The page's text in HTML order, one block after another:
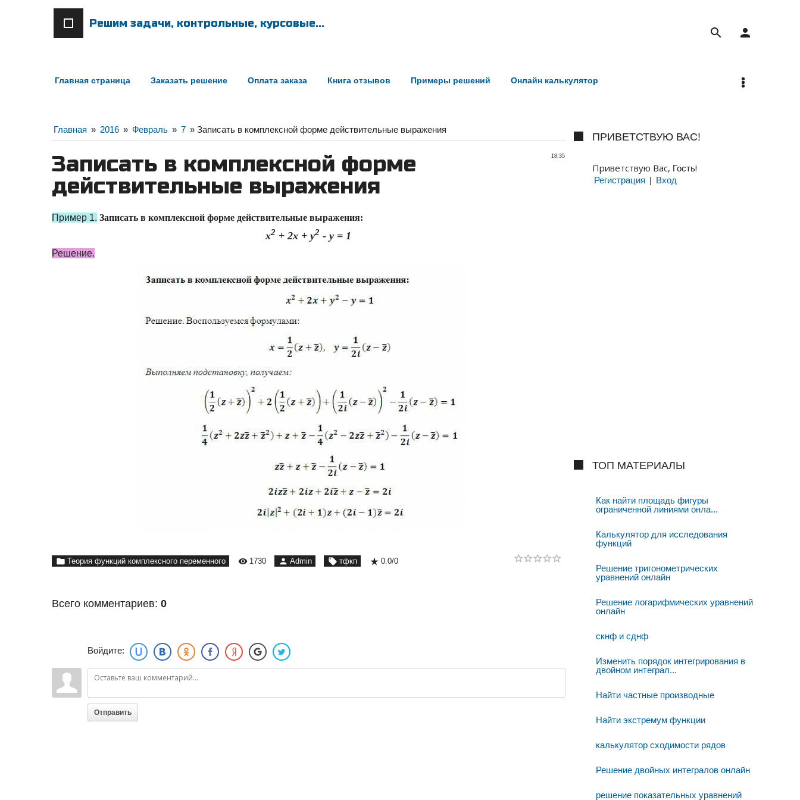
Решим задачи, контрольные, курсовые...
person
search
Главная страница Заказать решение Оплата заказа Книга отзывов Примеры решений Онлайн калькулятор
Главная » 2016 » Февраль » 7 » Записать в комплексной форме действительные выражения
18:35
Записать в комплексной форме
действительные выражения
Пример 1. Записать в комплексной форме действительные выражения:
x2 + 2x + y2 - y = 1
Решение.
Теория функций комплексного переменного 1730 Admin тфкп 0.0/0
Всего комментариев: 0
Войдите:
Отправить
ПРИВЕТСТВУЮ ВАС!
Приветствую Вас, Гость!
Регистрация | Вход
ТОП МАТЕРИАЛЫ
Как найти площадь фигуры
ограниченной линиями онла...
Калькулятор для исследования
функций
Решение тригонометрических
уравнений онлайн
Решение логарифмических уравнений
онлайн
скнф и сднф
Изменить порядок интегрирования в
двойном интеграл...
Найти частные производные
Найти экстремум функции
калькулятор сходимости рядов
Решение двойных интегралов онлайн
решение показательных уравнений